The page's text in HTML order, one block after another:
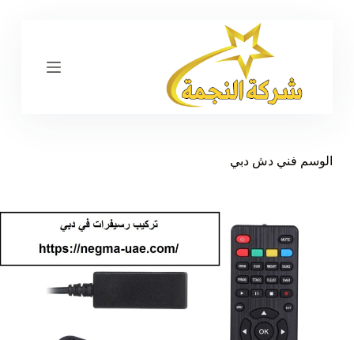
ح
الوسم فني دش دبي